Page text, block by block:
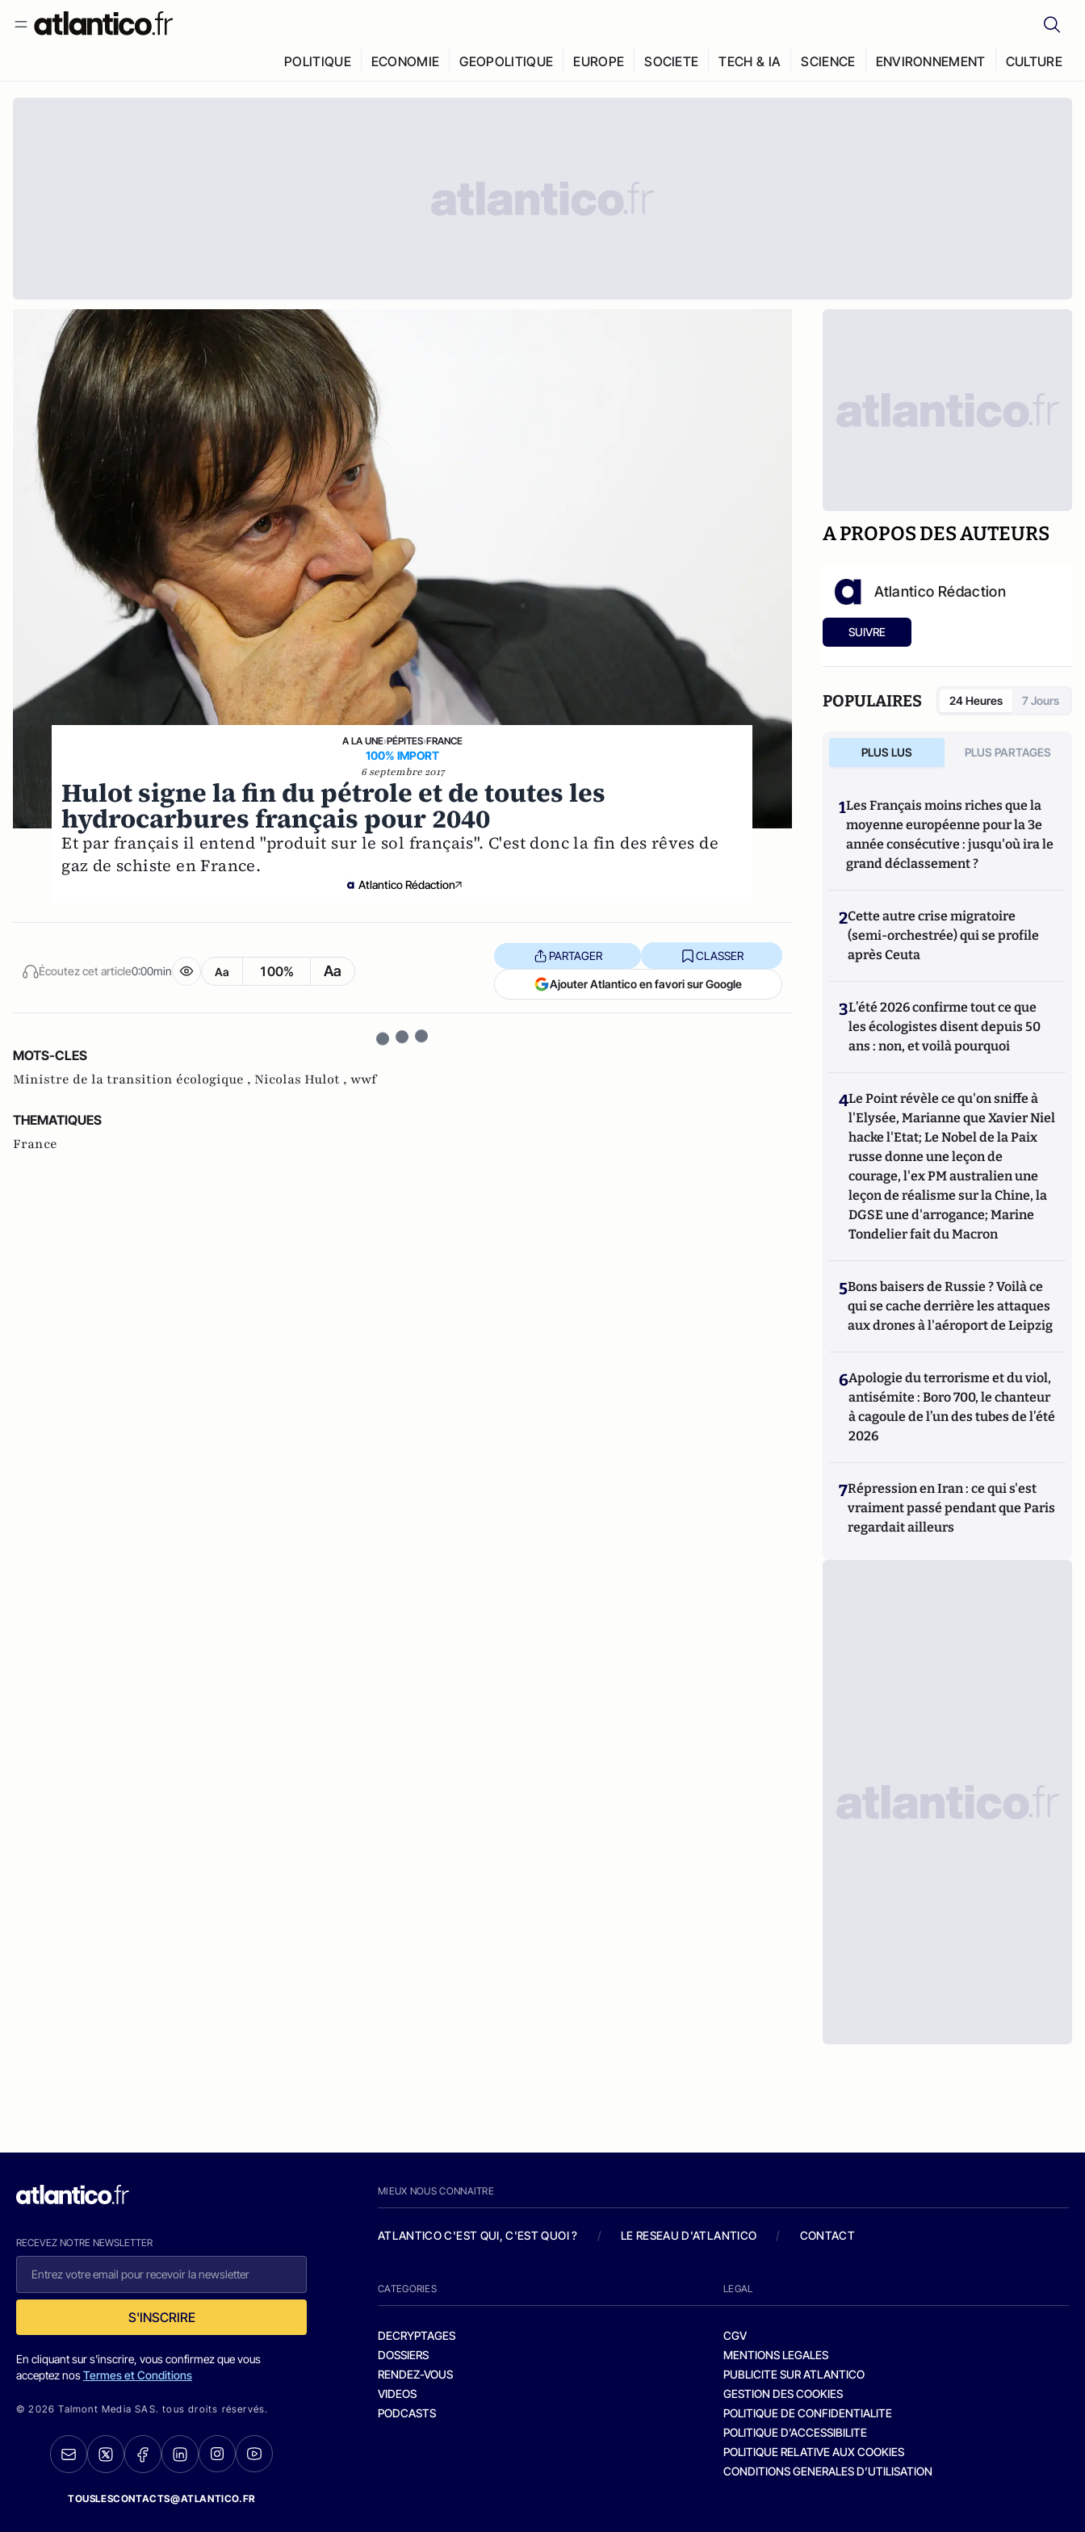
POLITIQUE ECONOMIE GEOPOLITIQUE EUROPE SOCIETE TECH & IA SCIENCE ENVIRONNEMENT CULTURE
A LA UNE›PÉPITES›FRANCE
100% IMPORT
6 septembre 2017
Hulot signe la fin du pétrole et de toutes les
hydrocarbures français pour 2040
Et par français il entend "produit sur le sol français". C'est donc la fin des rêves de
gaz de schiste en France.
Atlantico Rédaction
Écoutez cet article0:00min Aa 100% Aa
PARTAGER CLASSER
Ajouter Atlantico en favori sur Google
MOTS-CLES
Ministre de la transition écologique , Nicolas Hulot , wwf
THEMATIQUES
France
A PROPOS DES AUTEURS
Atlantico Rédaction
SUIVRE
POPULAIRES 24 Heures 7 Jours
PLUS LUS PLUS PARTAGES
1Les Français moins riches que la
moyenne européenne pour la 3e
année consécutive : jusqu'où ira le
grand déclassement ?
2Cette autre crise migratoire
(semi-orchestrée) qui se profile
après Ceuta
3L’été 2026 confirme tout ce que
les écologistes disent depuis 50
ans : non, et voilà pourquoi
4Le Point révèle ce qu'on sniffe à
l'Elysée, Marianne que Xavier Niel
hacke l'Etat; Le Nobel de la Paix
russe donne une leçon de
courage, l'ex PM australien une
leçon de réalisme sur la Chine, la
DGSE une d'arrogance; Marine
Tondelier fait du Macron
5Bons baisers de Russie ? Voilà ce
qui se cache derrière les attaques
aux drones à l'aéroport de Leipzig
6Apologie du terrorisme et du viol,
antisémite : Boro 700, le chanteur
à cagoule de l’un des tubes de l’été
2026
7Répression en Iran : ce qui s'est
vraiment passé pendant que Paris
regardait ailleurs
RECEVEZ NOTRE NEWSLETTER
S'INSCRIRE
En cliquant sur s'inscrire, vous confirmez que vous
acceptez nosTermes et Conditions
© 2026 Talmont Media SAS. tous droits réservés.
TOUSLESCONTACTS@ATLANTICO.FR
MIEUX NOUS CONNAITRE
ATLANTICO C'EST QUI, C'EST QUOI ? / LE RESEAU D'ATLANTICO / CONTACT
CATEGORIES
DECRYPTAGES
DOSSIERS
RENDEZ-VOUS
VIDEOS
PODCASTS
LEGAL
CGV
MENTIONS LEGALES
PUBLICITE SUR ATLANTICO
GESTION DES COOKIES
POLITIQUE DE CONFIDENTIALITE
POLITIQUE D’ACCESSIBILITE
POLITIQUE RELATIVE AUX COOKIES
CONDITIONS GENERALES D’UTILISATION